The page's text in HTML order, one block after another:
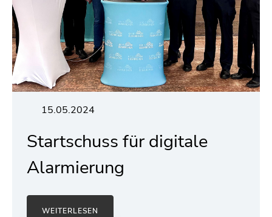
15.05.2024
Startschuss für digitale
Alarmierung
WEITERLESEN